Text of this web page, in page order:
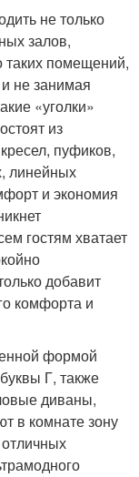
не только
залов,
таких помещений,
не занимая
«уголки»
из
пуфиков,
линейных
и экономия
гостям хватает
добавит
комфорта и
формой
Г, также
диваны,
в комнате зону